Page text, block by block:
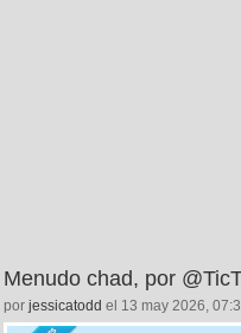
Menudo chad, por
por jessicatodd el 13 may 2026,